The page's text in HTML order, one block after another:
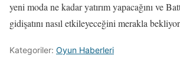
yeni moda ne kadar yatırım yapacağını ve
gidişatını nasıl etkileyeceğini merakla
Kategoriler: Oyun Haberleri